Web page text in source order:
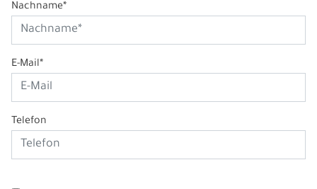
Nachname*
E-Mail*
Telefon